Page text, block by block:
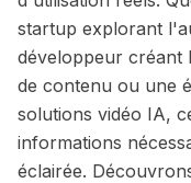
startup explorant
développeur créant
de contenu ou une
solutions vidéo IA,
informations
éclairée.